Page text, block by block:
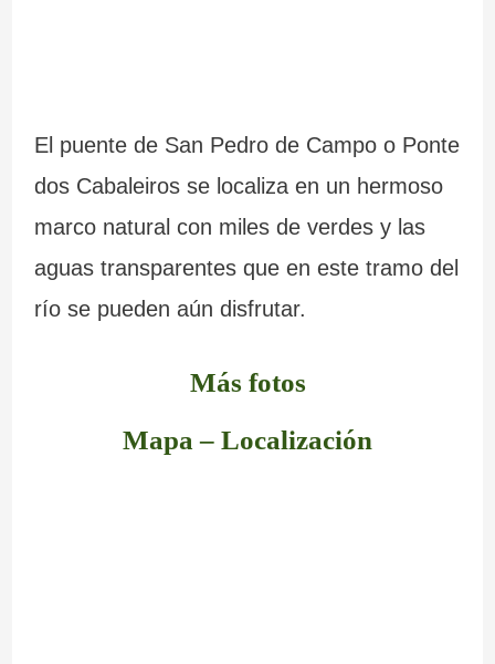
El puente de San Pedro de Campo o Ponte
dos Cabaleiros se localiza en un hermoso
marco natural con miles de verdes y las
aguas transparentes que en este tramo del
río se pueden aún disfrutar.
Más fotos
Mapa – Localización